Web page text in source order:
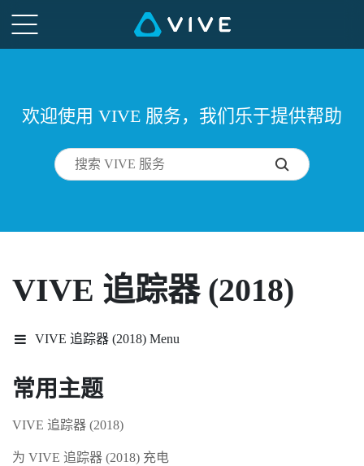
欢迎使用 VIVE 服务，我们乐于提供帮助
VIVE 追踪器 (2018)
VIVE 追踪器 (2018) Menu
常用主题
VIVE 追踪器 (2018)
为 VIVE 追踪器 (2018) 充电